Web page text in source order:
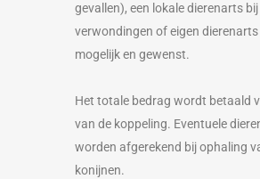
gevallen), een lokale dierenarts
verwondingen of eigen dierenarts
mogelijk en gewenst.
Het totale bedrag wordt betaald
van de koppeling. Eventuele
worden afgerekend bij ophaling
konijnen.